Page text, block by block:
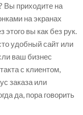
Вы приходите на
на экранах
вы как без рук.
удобный сайт или
ваш бизнес
с клиентом,
заказа или
да, пора говорить